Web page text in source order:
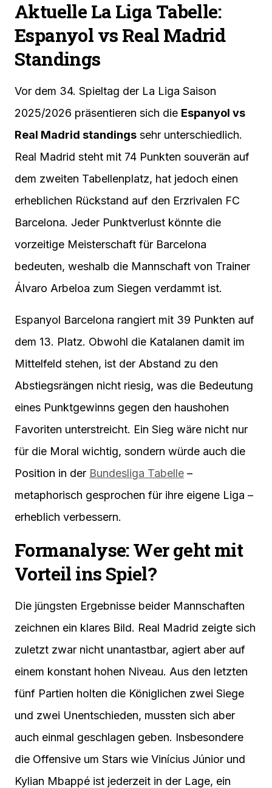
Aktuelle La Liga Tabelle:
Espanyol vs Real Madrid
Standings
Vor dem 34. Spieltag der La Liga Saison
2025/2026 präsentieren sich die Espanyol vs
Real Madrid standings sehr unterschiedlich.
Real Madrid steht mit 74 Punkten souverän auf
dem zweiten Tabellenplatz, hat jedoch einen
erheblichen Rückstand auf den Erzrivalen FC
Barcelona. Jeder Punktverlust könnte die
vorzeitige Meisterschaft für Barcelona
bedeuten, weshalb die Mannschaft von Trainer
Álvaro Arbeloa zum Siegen verdammt ist.
Espanyol Barcelona rangiert mit 39 Punkten auf
dem 13. Platz. Obwohl die Katalanen damit im
Mittelfeld stehen, ist der Abstand zu den
Abstiegsrängen nicht riesig, was die Bedeutung
eines Punktgewinns gegen den haushohen
Favoriten unterstreicht. Ein Sieg wäre nicht nur
für die Moral wichtig, sondern würde auch die
Position in der Bundesliga Tabelle –
metaphorisch gesprochen für ihre eigene Liga –
erheblich verbessern.
Formanalyse: Wer geht mit
Vorteil ins Spiel?
Die jüngsten Ergebnisse beider Mannschaften
zeichnen ein klares Bild. Real Madrid zeigte sich
zuletzt zwar nicht unantastbar, agiert aber auf
einem konstant hohen Niveau. Aus den letzten
fünf Partien holten die Königlichen zwei Siege
und zwei Unentschieden, mussten sich aber
auch einmal geschlagen geben. Insbesondere
die Offensive um Stars wie Vinícius Júnior und
Kylian Mbappé ist jederzeit in der Lage, ein